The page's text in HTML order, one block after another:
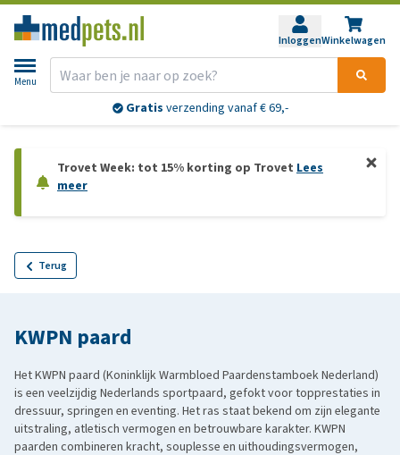
InloggenWinkelwagen
Menu
Gratis verzending vanaf € 69,-
Trovet Week: tot 15% korting op Trovet Lees
meer
Terug
KWPN paard
Het KWPN paard (Koninklijk Warmbloed Paardenstamboek Nederland)
is een veelzijdig Nederlands sportpaard, gefokt voor topprestaties in
dressuur, springen en eventing. Het ras staat bekend om zijn elegante
uitstraling, atletisch vermogen en betrouwbare karakter. KWPN
paarden combineren kracht, souplesse en uithoudingsvermogen,